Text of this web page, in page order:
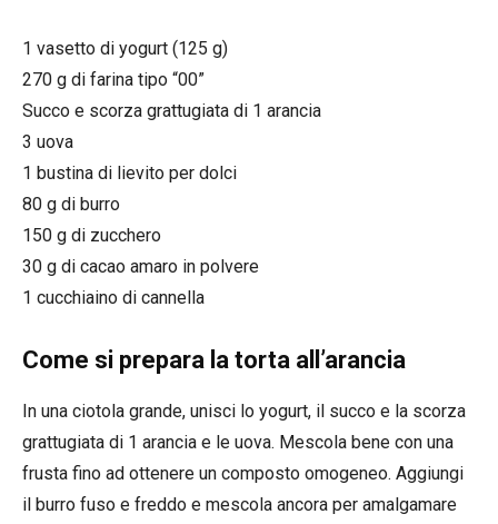
1 vasetto di yogurt (125 g)
270 g di farina tipo “00”
Succo e scorza grattugiata di 1 arancia
3 uova
1 bustina di lievito per dolci
80 g di burro
150 g di zucchero
30 g di cacao amaro in polvere
1 cucchiaino di cannella
Come si prepara la torta all’arancia
In una ciotola grande, unisci lo yogurt, il succo e la scorza
grattugiata di 1 arancia e le uova. Mescola bene con una
frusta fino ad ottenere un composto omogeneo. Aggiungi
il burro fuso e freddo e mescola ancora per amalgamare